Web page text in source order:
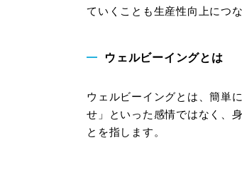
ていくことも生産性向上につな
ウェルビーイングとは
ウェルビーイングとは、簡単
せ」といった感情ではなく、
とを指します。